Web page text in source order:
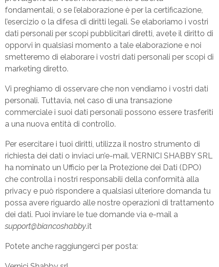
fondamentali, o se l’elaborazione è per la certificazione,
l’esercizio o la difesa di diritti legali. Se elaboriamo i vostri
dati personali per scopi pubblicitari diretti, avete il diritto di
opporvi in qualsiasi momento a tale elaborazione e noi
smetteremo di elaborare i vostri dati personali per scopi di
marketing diretto.
Vi preghiamo di osservare che non vendiamo i vostri dati
personali. Tuttavia, nel caso di una transazione
commerciale i suoi dati personali possono essere trasferiti
a una nuova entità di controllo.
Per esercitare i tuoi diritti, utilizza il nostro strumento di
richiesta dei dati o inviaci un’e-mail. VERNICI SHABBY SRL
ha nominato un Ufficio per la Protezione dei Dati (DPO)
che controlla i nostri responsabili della conformità alla
privacy e può rispondere a qualsiasi ulteriore domanda tu
possa avere riguardo alle nostre operazioni di trattamento
dei dati. Puoi inviare le tue domande via e-mail a
support@biancoshabby.it
Potete anche raggiungerci per posta: